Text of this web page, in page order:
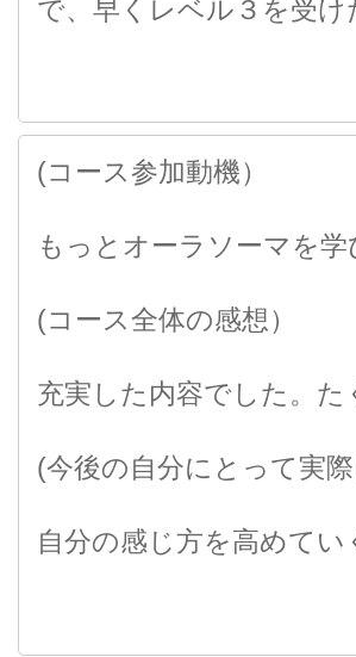
で、早くレベル３を受
(コース参加動機）
もっとオーラソーマを
(コース全体の感想）
充実した内容でした。
(今後の自分にとって実
自分の感じ方を高めて